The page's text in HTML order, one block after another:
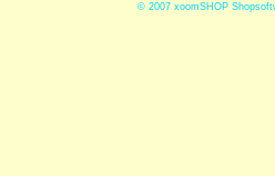
© 2007 xoomSHOP